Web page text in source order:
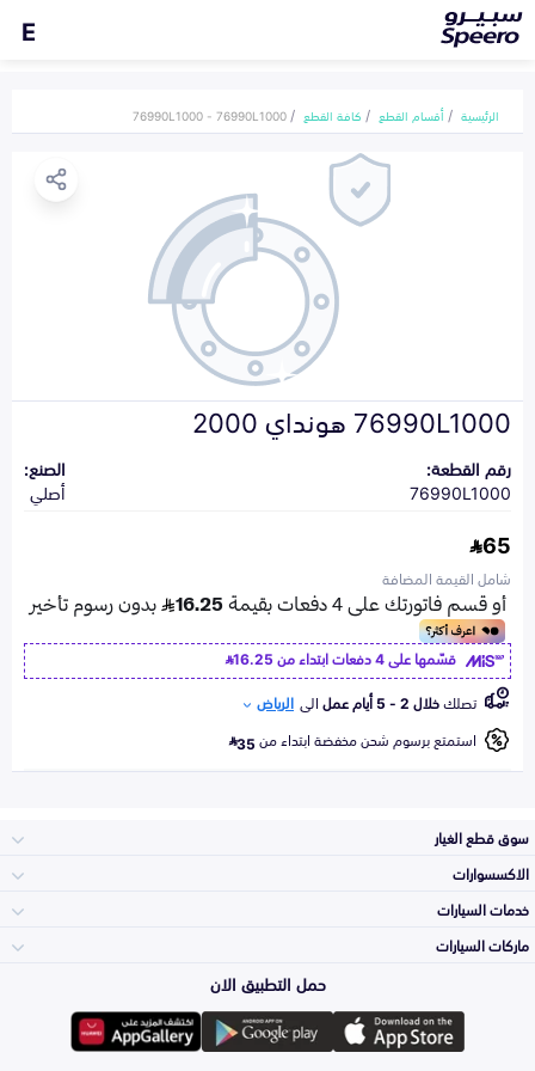
E
الرئيسية أقسام القطع كافة القطع 76990L1000 - 76990L1000
76990L1000 هونداي 2000
رقم القطعة:
76990L1000
الصنع:
أصلي
65
شامل القيمة المضافة
قسّمها على 4 دفعات ابتداء من
16.25
تصلكخلال 2 - 5 أيام عمل الى الرياض
استمتع برسوم شحن مخفضة ابتداء من35
سوق قطع الغيار
المكائن، القيرات
وملحقاتها
الاكسسوارات
لوازم الرحلات
خدمات السيارات
الأكثر مبيعاً
ماركات السيارات
تويوتا
حمل التطبيق الان